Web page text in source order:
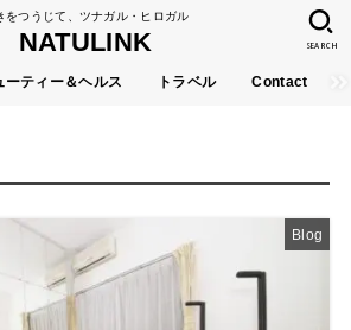
をつうじて、ツナガル・ヒロガル
NATULINK
ーティー＆ヘルス トラベル Contact
SEARCH
Blog